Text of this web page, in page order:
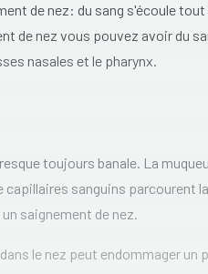
de nez: du sang s'écoule
de nez vous pouvez avoir du
nasales et le pharynx.
toujours banale. La
sanguins parcourent
saignement de nez.
le nez peut endommager un